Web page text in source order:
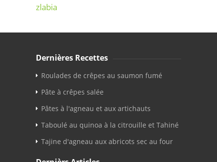
zlabia
Dernières Recettes
Roulades de crêpes au saumon fumé
Pâte à crêpes salée
Pâtes à l'agneau et aux artichauts
Taboulé au quinoa à la citrouille et Tahiné
Tajine d'agneau aux abricots sec au four